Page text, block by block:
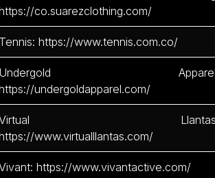
co.suarezclothing.com/
Tennis: https://www.tennis.com.co/
Undergold
undergoldapparel.com/
www.virtualllantas.com/
https://www.vivantactive.com/